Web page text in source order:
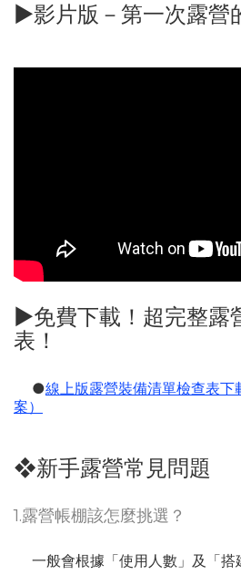
►影片版－第一次露營
►免費下載！超完整露
表！
●線上版露營裝備清單檢查表
案）
❖新手露營常見問題
1.露營帳棚該怎麼挑選？
一般會根據「使用人數」及「搭